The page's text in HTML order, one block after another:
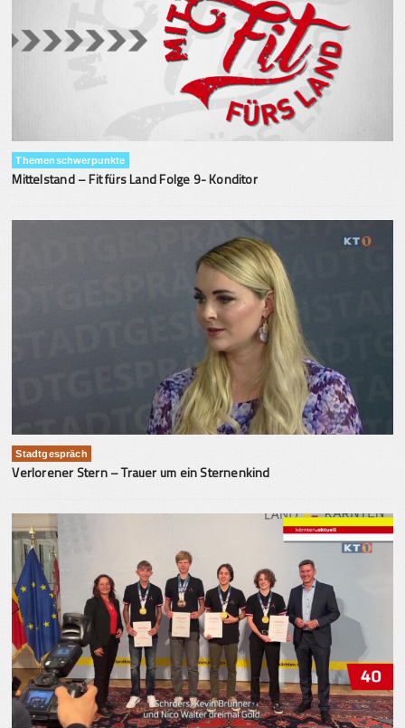
Themenschwerpunkte
Mittelstand – Fit fürs Land Folge 9- Konditor
Stadtgespräch
Verlorener Stern – Trauer um ein Sternenkind